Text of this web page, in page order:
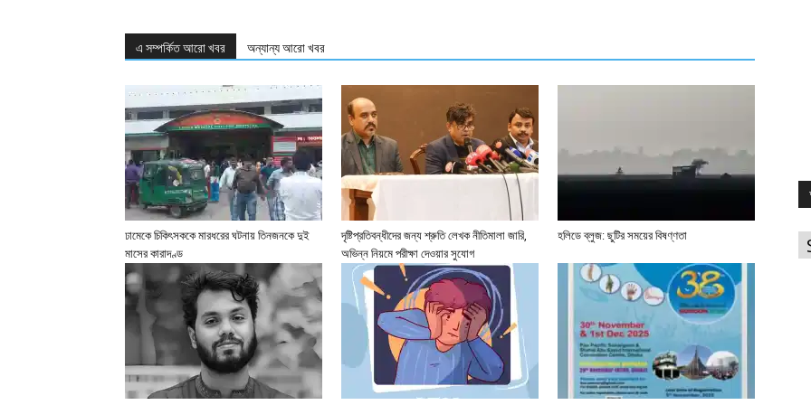
এ সম্পর্কিত আরো খবর অন্যান্য আরো খবর
ঢামেকে চিকিৎসককে মারধরের ঘটনায় তিনজনকে দুই
মাসের কারাদণ্ড
দৃষ্টিপ্রতিবন্ধীদের জন্য শ্রুতি লেখক নীতিমালা জারি,
অভিন্ন নিয়মে পরীক্ষা দেওয়ার সুযোগ
হলিডে ব্লুজ: ছুটির সময়ের বিষণ্ণতা